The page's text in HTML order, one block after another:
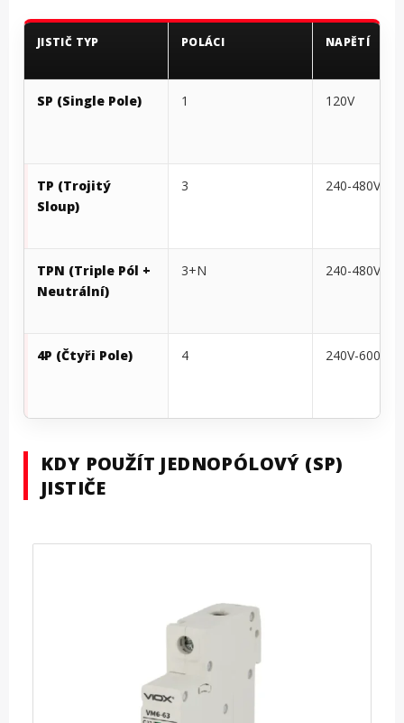
JISTIČ TYP POLÁCI NAPĚTÍ
SP (Single Pole) 1 120V
TP (Trojitý
Sloup)
3 240-480V
TPN (Triple Pól +
Neutrální)
3+N 240-480V
4P (Čtyři Pole) 4 240V-600V
KDY POUŽÍT JEDNOPÓLOVÝ (SP)
JISTIČE